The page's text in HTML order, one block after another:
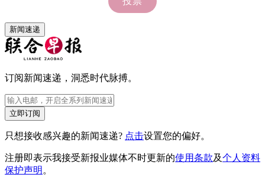
新闻速递
订阅新闻速递，洞悉时代脉搏。
立即订阅
只想接收感兴趣的新闻速递? 点击设置您的偏好。
注册即表示我接受新报业媒体不时更新的使用条款及个人资料
保护声明 。